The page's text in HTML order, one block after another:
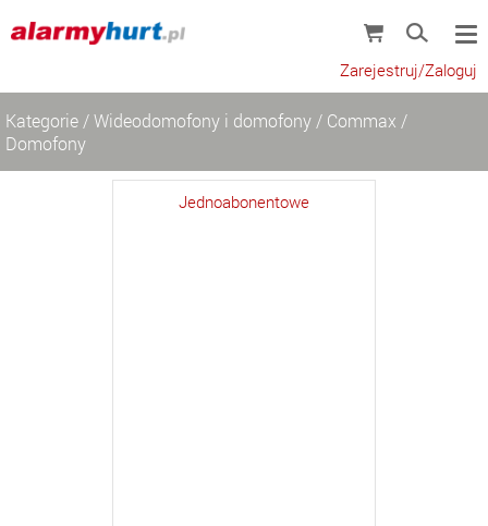
Zarejestruj/Zaloguj
Kategorie /Wideodomofony i domofony / Commax /
Domofony
Jednoabonentowe